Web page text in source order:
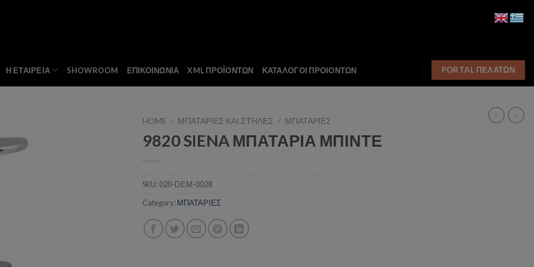
Η ΕΤΑΙΡΕΙΑ SHOWROOM ΕΠΙΚΟΙΝΩΝΙΑ XML ΠΡΟΪΟΝΤΩΝ ΚΑΤΑΛΟΓΟΙ ΠΡΟΙΟΝΤΩΝ PORTAL ΠΕΛΑΤΩΝ
HOME / ΜΠΑΤΑΡΙΕΣ ΚΑΙ ΣΤΗΛΕΣ / ΜΠΑΤΑΡΙΕΣ
9820 SIENA ΜΠΑΤΑΡΙΑ ΜΠΙΝΤΕ
SKU: 020-DΕΜ-0028
Category: ΜΠΑΤΑΡΙΕΣ